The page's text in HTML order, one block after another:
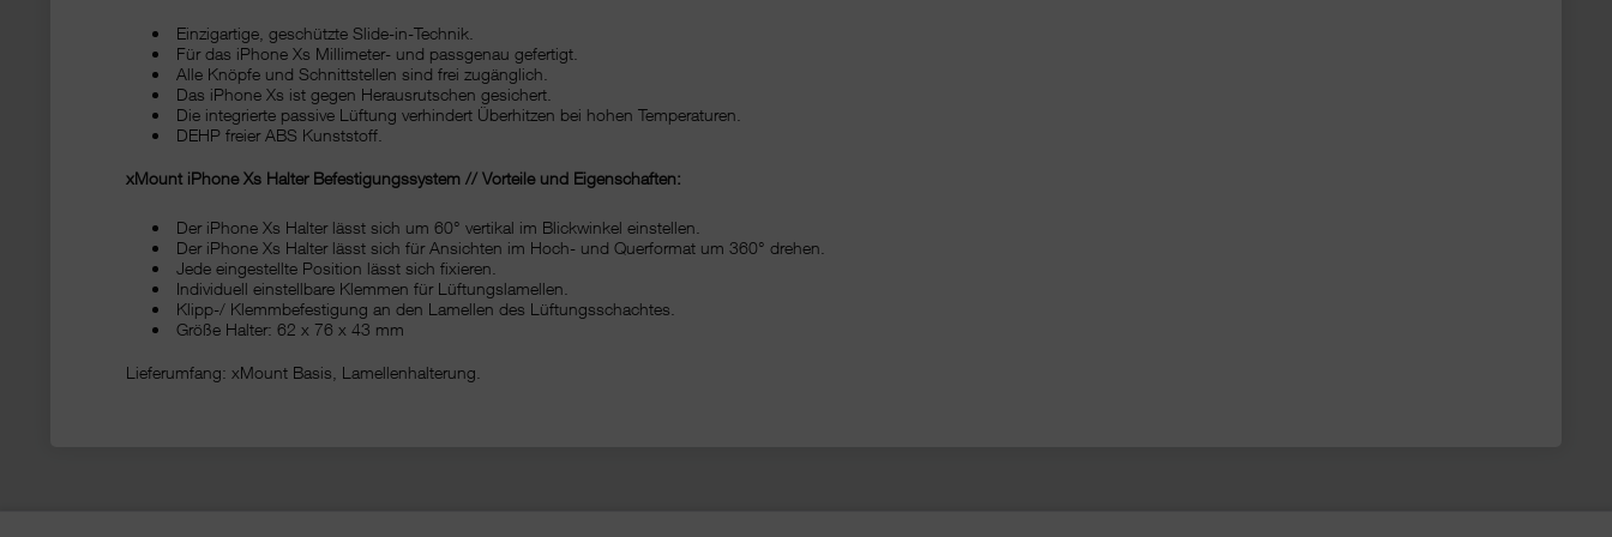
Einzigartige, geschützte Slide-in-Technik.
Für das iPhone Xs Millimeter- und passgenau gefertigt.
Alle Knöpfe und Schnittstellen sind frei zugänglich.
Das iPhone Xs ist gegen Herausrutschen gesichert.
Die integrierte passive Lüftung verhindert Überhitzen bei hohen Temperaturen.
DEHP freier ABS Kunststoff.
xMount iPhone Xs Halter Befestigungssystem // Vorteile und Eigenschaften:
Der iPhone Xs Halter lässt sich um 60° vertikal im Blickwinkel einstellen.
Der iPhone Xs Halter lässt sich für Ansichten im Hoch- und Querformat um 360° drehen.
Jede eingestellte Position lässt sich fixieren.
Individuell einstellbare Klemmen für Lüftungslamellen.
Klipp-/ Klemmbefestigung an den Lamellen des Lüftungsschachtes.
Größe Halter: 62 x 76 x 43 mm
Lieferumfang: xMount Basis, Lamellenhalterung.